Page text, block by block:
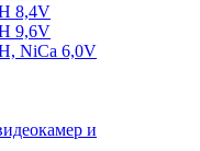
8,4V
9,6V
NiCa 6,0V
и